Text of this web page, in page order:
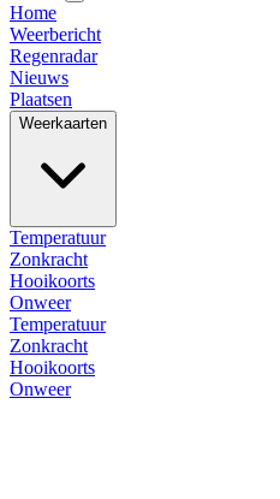
Home
Weerbericht
Regenradar
Nieuws
Plaatsen
Weerkaarten
Temperatuur
Zonkracht
Hooikoorts
Onweer
Temperatuur
Zonkracht
Hooikoorts
Onweer